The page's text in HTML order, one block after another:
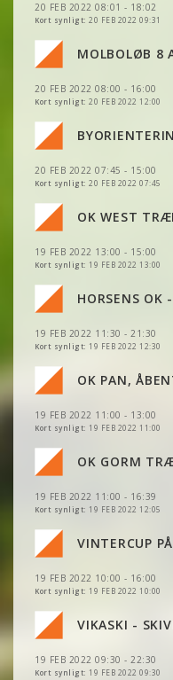
20 FEB 2022 08:01 - 18:02
Kort synligt: 20 FEB 2022 09:31
VIS 2DRERUN
MOLBOLØB 8
20 FEB 2022 08:00 - 16:00
Kort synligt: 20 FEB 2022 12:00
VIS 2DRERUN
VIS
VIS 2DRERUN
20 FEB 2022 07:45 - 15:00
Kort synligt: 20 FEB 2022 07:45
VIS 2DRERUN
OK WEST
19 FEB 2022 13:00 - 15:00
Kort synligt: 19 FEB 2022 13:00
VIS
VIS 2DRERUN
VIS
VIS 2DRERUN
HORSENS
19 FEB 2022 11:30 - 21:30
Kort synligt: 19 FEB 2022 12:30
VIS
VIS 2DRERUN
VIS 2DRERUN
VIS 2DRERUN
OK PAN,
19 FEB 2022 11:00 - 13:00
Kort synligt: 19 FEB 2022 11:00
VIS
VIS 2DRERUN
VIS
VIS 2DRERUN
OK GORM
19 FEB 2022 11:00 - 16:39
Kort synligt: 19 FEB 2022 12:05
VIS 2DRERUN
VIS 2DRERUN
VIS
VIS 2DRERUN
VINTERCUP
19 FEB 2022 10:00 - 16:00
Kort synligt: 19 FEB 2022 10:00
VIS
VIS 2DRERUN
VIS 2DRERUN
VIS 2DRERUN
VIKASKI -
19 FEB 2022 09:30 - 22:30
Kort synligt: 19 FEB 2022 09:30
VIS 2DRERUN
VIS 2DRERUN
VIS
VIS 2DRERUN